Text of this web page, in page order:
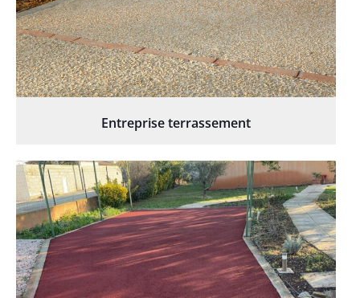
Entreprise terrassement